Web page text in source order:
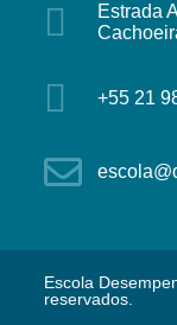
Estrada
+55 21
Escola
reservados.